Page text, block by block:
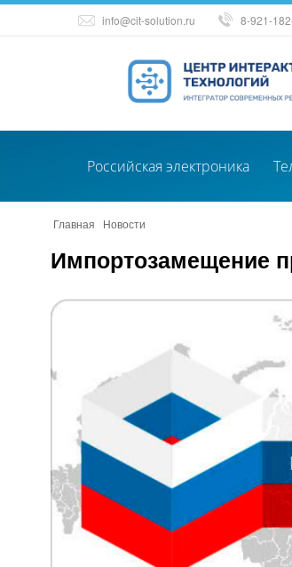
info@cit-solution.ru 8-921-
Российская электроника
Главная Новости
Импортозамещение